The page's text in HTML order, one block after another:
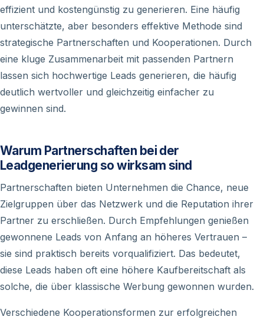
effizient und kostengünstig zu generieren. Eine häufig
unterschätzte, aber besonders effektive Methode sind
strategische Partnerschaften und Kooperationen. Durch
eine kluge Zusammenarbeit mit passenden Partnern
lassen sich hochwertige Leads generieren, die häufig
deutlich wertvoller und gleichzeitig einfacher zu
gewinnen sind.
Warum Partnerschaften bei der
Leadgenerierung so wirksam sind
Partnerschaften bieten Unternehmen die Chance, neue
Zielgruppen über das Netzwerk und die Reputation ihrer
Partner zu erschließen. Durch Empfehlungen genießen
gewonnene Leads von Anfang an höheres Vertrauen –
sie sind praktisch bereits vorqualifiziert. Das bedeutet,
diese Leads haben oft eine höhere Kaufbereitschaft als
solche, die über klassische Werbung gewonnen wurden.
Verschiedene Kooperationsformen zur erfolgreichen